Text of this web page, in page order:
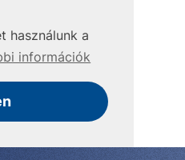
használunk a
információk